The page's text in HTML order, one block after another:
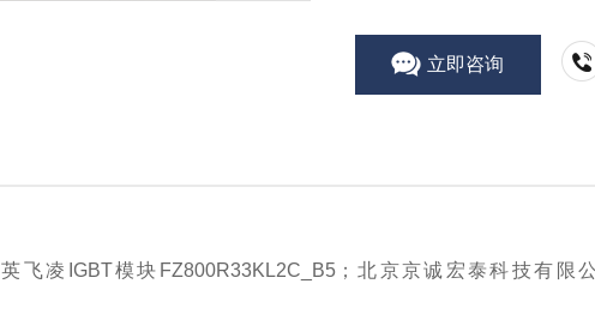
立即咨询
英飞凌IGBT模块 FZ800R33KL2C_B5；北京京诚宏泰科技有限